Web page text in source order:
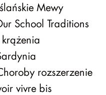
Mewy
School Traditions
rozszerzenie
vivre bis